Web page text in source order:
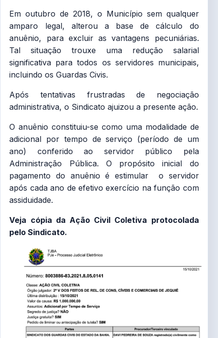
Em outubro de 2018, o Município sem qualquer
amparo legal, alterou a base de cálculo do
anuênio, para excluir as vantagens pecuniárias.
Tal situação trouxe uma redução salarial
significativa para todos os servidores municipais,
incluindo os Guardas Civis.
Após tentativas frustradas de negociação
administrativa, o Sindicato ajuizou a presente ação.
O anuênio constituiu-se como uma modalidade de
adicional por tempo de serviço (período de um
ano) conferido ao servidor público pela
Administração Pública. O propósito inicial do
pagamento do anuênio é estimular o servidor
após cada ano de efetivo exercício na função com
assiduidade.
Veja cópia da Ação Civil Coletiva protocolada
pelo Sindicato.